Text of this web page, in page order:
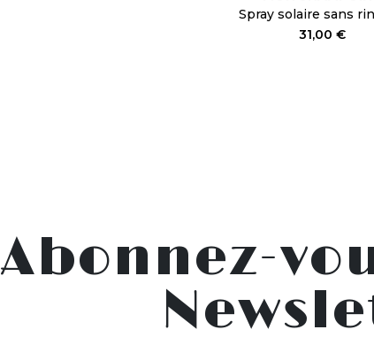
Spray solaire sans
31,00 €
Abonnez-